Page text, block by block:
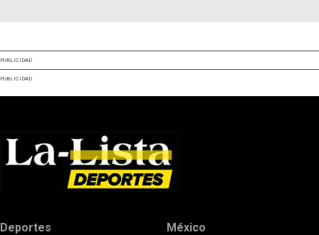
PUBLICIDAD
PUBLICIDAD
Deportes México